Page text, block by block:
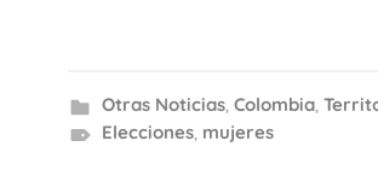
Otras Noticias, Colombia,
Elecciones, mujeres